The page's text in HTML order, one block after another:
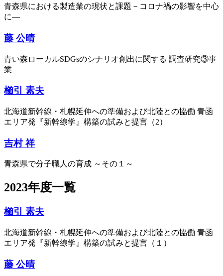
青森県における製造業の現状と課題－コロナ禍の影響を中心
に―
藤 公晴
⻘い森ローカルSDGsのシナリオ創出に関する 調査研究③事
業
櫛引 素夫
北海道新幹線・札幌延伸への準備および北陸との協働 ⻘函
エリア発『新幹線学』構築の試みと提言（2）
吉村 祥
青森県で分子職人の育成 ～その１～
2023年度一覧
櫛引 素夫
北海道新幹線・札幌延伸への準備および北陸との協働 ⻘函
エリア発『新幹線学』構築の試みと提⾔（１）
藤 公晴